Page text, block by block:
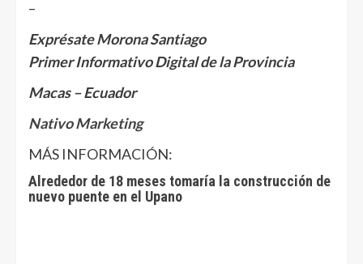
–
Exprésate Morona Santiago
Primer Informativo Digital de la Provincia
Macas – Ecuador
Nativo Marketing
MÁS INFORMACIÓN:
Alrededor de 18 meses tomaría la construcción de
nuevo puente en el Upano